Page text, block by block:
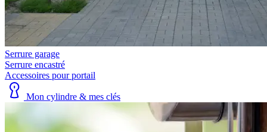
Serrure garage
Serrure encastré
Accessoires pour portail
Mon cylindre & mes clés